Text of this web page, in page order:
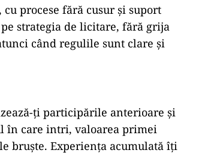
trebuie să rămâi conectat
care apar pe platformă.
sau ridicarea bunului,
să fii pregătit pentru acești
respectarea termenelor face